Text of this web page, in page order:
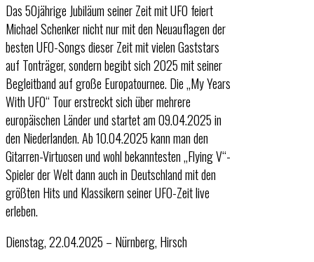
Das 50jährige Jubiläum seiner Zeit mit UFO feiert
Michael Schenker nicht nur mit den Neuauflagen der
besten UFO-Songs dieser Zeit mit vielen Gaststars
auf Tonträger, sondern begibt sich 2025 mit seiner
Begleitband auf große Europatournee. Die „My Years
With UFO“ Tour erstreckt sich über mehrere
europäischen Länder und startet am 09.04.2025 in
den Niederlanden. Ab 10.04.2025 kann man den
Gitarren-Virtuosen und wohl bekanntesten „Flying V“-
Spieler der Welt dann auch in Deutschland mit den
größten Hits und Klassikern seiner UFO-Zeit live
erleben.
Dienstag, 22.04.2025 – Nürnberg, Hirsch